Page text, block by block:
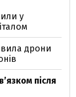
у
дрони
після